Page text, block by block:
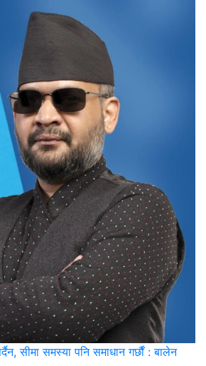
सीमा समस्या पनि समाधान गर्छौं : बालेन